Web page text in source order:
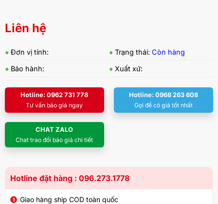
Liên hệ
● Đơn vị tính: ● Trạng thái: Còn hàng
● Bảo hành: ● Xuất xứ:
Hotline: 0962 731 778
Tư vấn báo giá ngay
Hotline: 0968 263 608
Gọi để có giá tốt nhất
CHAT ZALO
Chat trao đổi báo giá chi tiết
Hotline đặt hàng : 096.273.1778
Giao hàng ship COD toàn quốc